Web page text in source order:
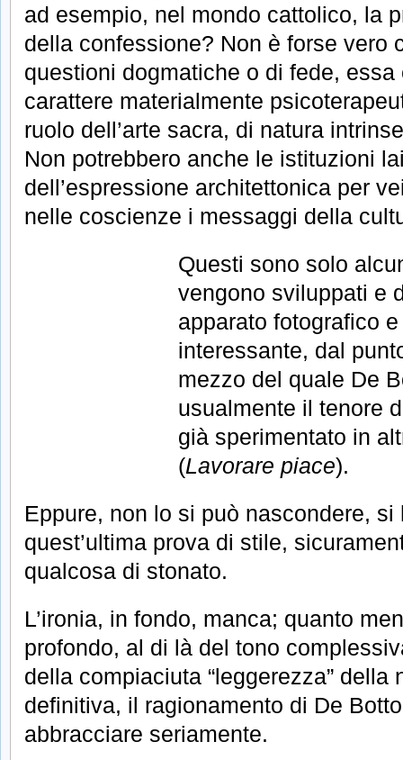
ad esempio, nel mondo cattolico, la
della confessione? Non è forse vero
questioni dogmatiche o di fede,
carattere materialmente
ruolo dell’arte sacra, di natura
Non potrebbero anche le istituzioni
dell’espressione architettonica per
nelle coscienze i messaggi della
Questi sono solo alc
vengono sviluppati e
apparato fotografico
interessante, dal
mezzo del quale De
usualmente il tenore
già sperimentato in
(Lavorare piace).
Eppure, non lo si può nascondere,
quest’ultima prova di stile,
qualcosa di stonato.
L’ironia, in fondo, manca; quanto
profondo, al di là del tono
della compiaciuta “leggerezza” della
definitiva, il ragionamento di De
abbracciare seriamente.